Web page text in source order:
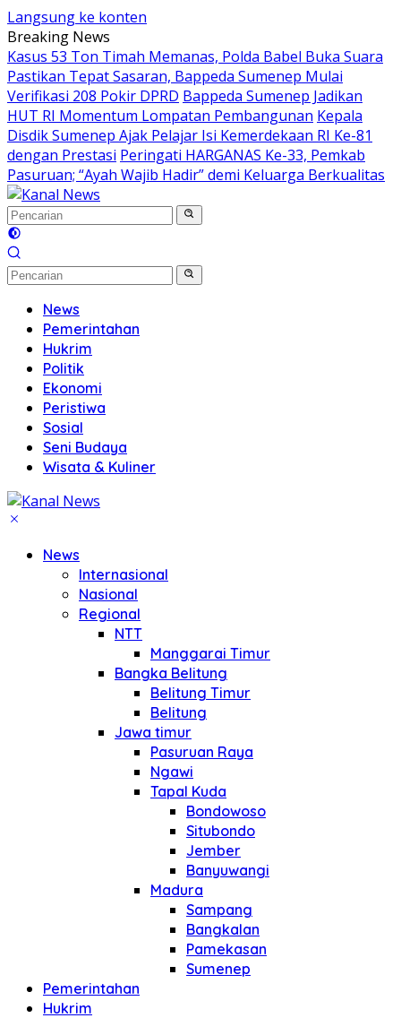
Langsung ke konten
Breaking News
Kasus 53 Ton Timah Memanas, Polda Babel Buka Suara
Pastikan Tepat Sasaran, Bappeda Sumenep Mulai
Verifikasi 208 Pokir DPRD Bappeda Sumenep Jadikan
HUT RI Momentum Lompatan Pembangunan Kepala
Disdik Sumenep Ajak Pelajar Isi Kemerdekaan RI Ke-81
dengan Prestasi Peringati HARGANAS Ke-33, Pemkab
Pasuruan; “Ayah Wajib Hadir” demi Keluarga Berkualitas
News
Pemerintahan
Hukrim
Politik
Ekonomi
Peristiwa
Sosial
Seni Budaya
Wisata & Kuliner
News
Internasional
Nasional
Regional
NTT
Manggarai Timur
Bangka Belitung
Belitung Timur
Belitung
Jawa timur
Pasuruan Raya
Ngawi
Tapal Kuda
Bondowoso
Situbondo
Jember
Banyuwangi
Madura
Sampang
Bangkalan
Pamekasan
Sumenep
Pemerintahan
Hukrim